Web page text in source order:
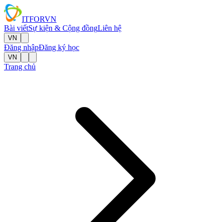
ITFORVN
Bài viếtSự kiện & Cộng đồngLiên hệ
VN
Đăng nhậpĐăng ký học
VN
Trang chủ